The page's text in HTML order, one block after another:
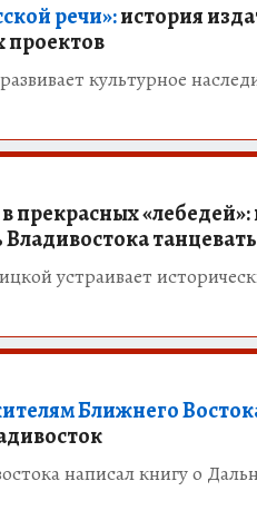
речи»:история
культурное
прекрасных
танцевать
устраивает
Ближнего
написал книгу о